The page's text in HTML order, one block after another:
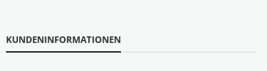
KUNDENINFORMATIONEN